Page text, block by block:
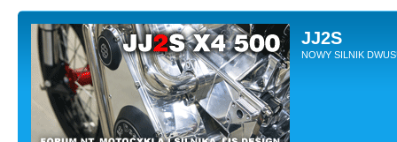
JJ2S
NOWY SILNIK